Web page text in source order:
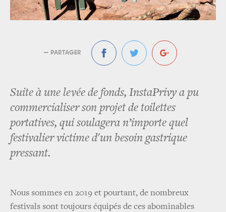
— PARTAGER
Suite à une levée de fonds, InstaPrivy a pu
commercialiser son projet de toilettes
portatives, qui soulagera n’importe quel
festivalier victime d'un besoin gastrique
pressant.
Nous sommes en 2019 et pourtant, de nombreux
festivals sont toujours équipés de ces abominables